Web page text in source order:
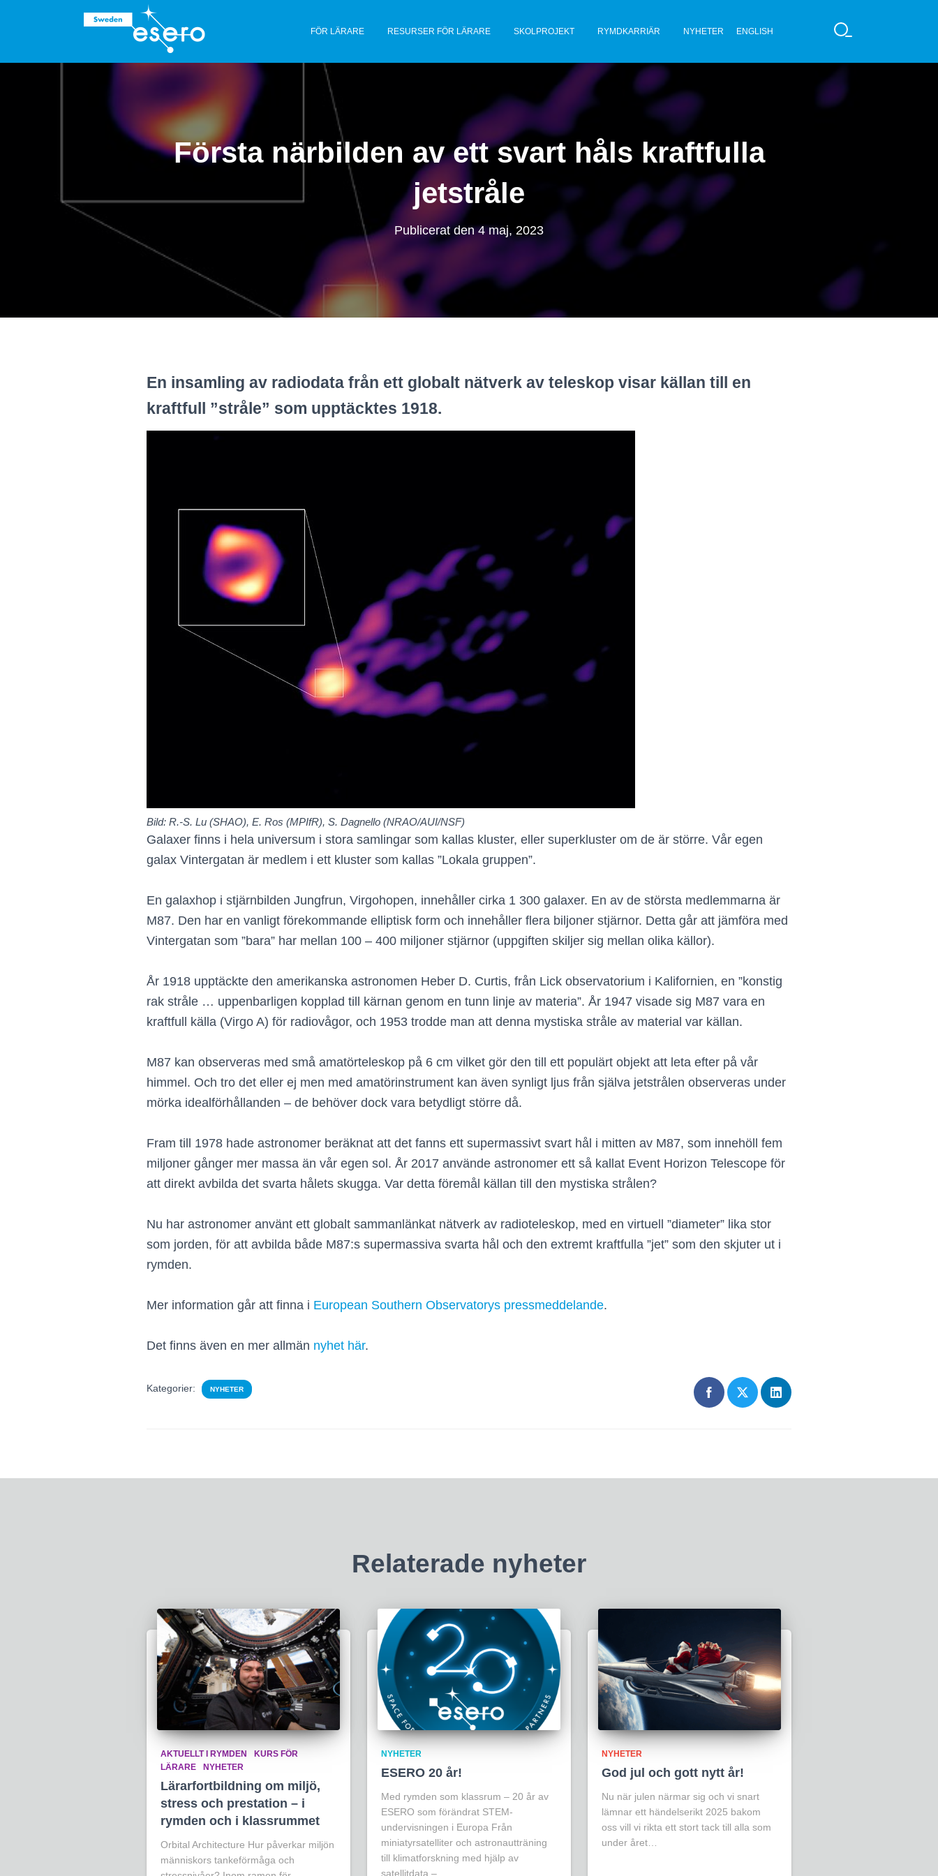
FÖR LÄRARE RESURSER FÖR LÄRARE SKOLPROJEKT RYMDKARRIÄR NYHETER ENGLISH
S
Första närbilden av ett svart håls kraftfulla
jetstråle
Publicerat den4 maj, 2023
En insamling av radiodata från ett globalt nätverk av teleskop visar källan till en
kraftfull ”stråle” som upptäcktes 1918.
Bild: R.-S. Lu (SHAO), E. Ros (MPIfR), S. Dagnello (NRAO/AUI/NSF)
Galaxer finns i hela universum i stora samlingar som kallas kluster, eller superkluster om de är större. Vår egen
galax Vintergatan är medlem i ett kluster som kallas ”Lokala gruppen”.
En galaxhop i stjärnbilden Jungfrun, Virgohopen, innehåller cirka 1 300 galaxer. En av de största medlemmarna är
M87. Den har en vanligt förekommande elliptisk form och innehåller flera biljoner stjärnor. Detta går att jämföra med
Vintergatan som ”bara” har mellan 100 – 400 miljoner stjärnor (uppgiften skiljer sig mellan olika källor).
År 1918 upptäckte den amerikanska astronomen Heber D. Curtis, från Lick observatorium i Kalifornien, en ”konstig
rak stråle … uppenbarligen kopplad till kärnan genom en tunn linje av materia”. År 1947 visade sig M87 vara en
kraftfull källa (Virgo A) för radiovågor, och 1953 trodde man att denna mystiska stråle av material var källan.
M87 kan observeras med små amatörteleskop på 6 cm vilket gör den till ett populärt objekt att leta efter på vår
himmel. Och tro det eller ej men med amatörinstrument kan även synligt ljus från själva jetstrålen observeras under
mörka idealförhållanden – de behöver dock vara betydligt större då.
Fram till 1978 hade astronomer beräknat att det fanns ett supermassivt svart hål i mitten av M87, som innehöll fem
miljoner gånger mer massa än vår egen sol. År 2017 använde astronomer ett så kallat Event Horizon Telescope för
att direkt avbilda det svarta hålets skugga. Var detta föremål källan till den mystiska strålen?
Nu har astronomer använt ett globalt sammanlänkat nätverk av radioteleskop, med en virtuell ”diameter” lika stor
som jorden, för att avbilda både M87:s supermassiva svarta hål och den extremt kraftfulla ”jet” som den skjuter ut i
rymden.
Mer information går att finna i European Southern Observatorys pressmeddelande.
Det finns även en mer allmän nyhet här.
Kategorier: NYHETER
Relaterade nyheter
AKTUELLT I RYMDEN
KURS FÖR
LÄRARE
NYHETER
Lärarfortbildning om miljö,
stress och prestation – i
rymden och i klassrummet
Orbital Architecture Hur påverkar miljön
människors tankeförmåga och
NYHETER
ESERO 20 år!
Med rymden som klassrum – 20 år av
ESERO som förändrat STEM-
undervisningen i Europa Från
miniatyrsatelliter och astronautträning
till klimatforskning med hjälp av
satellitdata –…
NYHETER
God jul och gott nytt år!
Nu när julen närmar sig och vi snart
lämnar ett händelserikt 2025 bakom
oss vill vi rikta ett stort tack till alla som
under året…